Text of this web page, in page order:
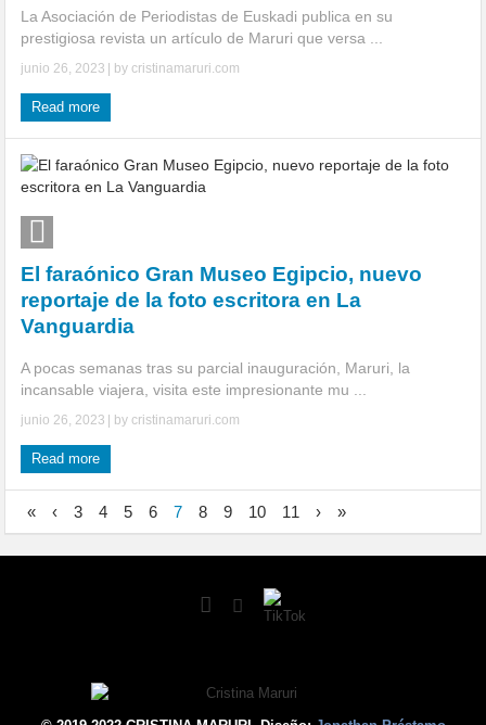
La Asociación de Periodistas de Euskadi publica en su
prestigiosa revista un artículo de Maruri que versa ...
junio 26, 2023 | bycristinamaruri.com
Read more
El faraónico Gran Museo Egipcio, nuevo
reportaje de la foto escritora en La
Vanguardia
A pocas semanas tras su parcial inauguración, Maruri, la
incansable viajera, visita este impresionante mu ...
junio 26, 2023 | bycristinamaruri.com
Read more
« ‹ 3 4 5 6 7 8 9 10 11 › »